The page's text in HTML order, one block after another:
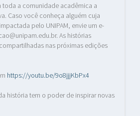
toda a comunidade acadêmica a
Caso você conheça alguém cuja
pelo UNIPAM, envie um e-
. As histórias
nas próximas edições
https://youtu.be/9o8jjjKbPx4
história tem o poder de inspirar novas